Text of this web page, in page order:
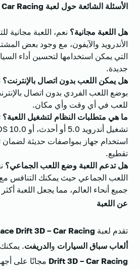
الأسئلة الشائعة حول لعبة Race Drift 3D – Car Racing:
هل اللعبة مجانية؟ نعم، اللعبة مجانية
الأندرويد والآيفون، مع وجود بعض
التي يمكن استخدامها لتحسين أداء
جديدة.
هل يمكن اللعب بدون اتصال بالإنترنت؟
بوضع اللعب الفردي بدون اتصال
للعب في أي وقت وأي مكان.
ما هي متطلبات النظام لتشغيل اللعبة؟
استخدام جهاز بمواصفات حديثة
تقطيع.
هل تدعم اللعبة وضع اللعب الجماعي؟
اللعب الجماعي حيث يمكنك التنافس
جميع أنحاء العالم، مما يجعل اللعبة أكثر
عن اللعبة
تقدم لعبة Drift 3D – Car Racing
ألعاب سباق السيارات والدريفت.
Drift 3D – Car Racing مجانًا على